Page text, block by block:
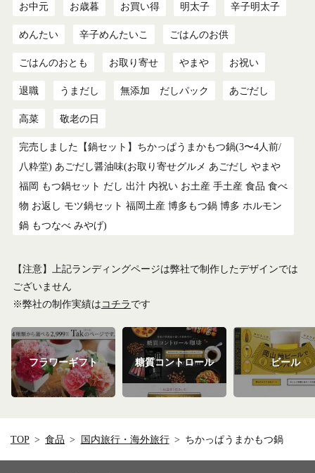
お中元 お歳暮 お買い得 明太子 辛子明太子
めんたい 辛子めんたいこ ごはんのお供
ごはんのおとも お取り寄せ やまや お祝い
退職 うまだし 無添加 だしパック あごだし
高菜 敬老の日
完売しました【鍋セット】ちかっぱうまかもつ鍋(3〜4人前/
八粋堂) あごだし醤油味(お取り寄せグルメ あごだし やまや
福岡 もつ鍋セット だし 出汁 内祝い お土産 手土産 食品 食べ
物 お返し モツ鍋セット 福岡土産 博多もつ鍋 博多 ホルモン
鍋 もつなべ みやげ)
【注意】上記ランディングページは弊社で制作したデザインでは
ございません
※弊社の制作実績はコチラです
フラワーギフト 糖質コントロール ビール
TOP 食品 国内旅行・海外旅行 ちかっぱうまかもつ鍋